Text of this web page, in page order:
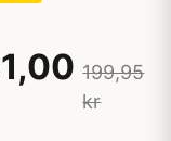
199,95
kr